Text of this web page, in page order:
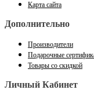
Карта сайта
Дополнительно
Производители
Подарочные
Товары со скидкой
Личный Кабинет